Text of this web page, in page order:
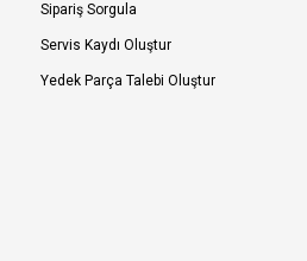
Sipariş Sorgula
Servis Kaydı Oluştur
Yedek Parça Talebi Oluştur